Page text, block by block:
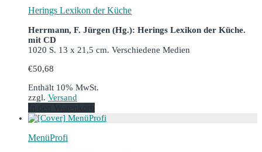
Herings Lexikon der Küche
Herrmann, F. Jürgen (Hg.): Herings Lexikon der Küche.
mit CD
1020 S. 13 x 21,5 cm. Verschiedene Medien
€50,68
Enthält 10% MwSt.
zzgl. Versand
In den Warenkorb
MenüProfi